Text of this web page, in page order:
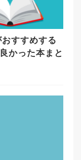
すすめする
かった本まと